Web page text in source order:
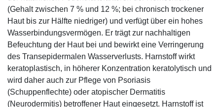
(Gehalt zwischen 7 % und 12 %; bei chronisch trockener
Haut bis zur Hälfte niedriger) und verfügt über ein hohes
Wasserbindungsvermögen. Er trägt zur nachhaltigen
Befeuchtung der Haut bei und bewirkt eine Verringerung
des Transepidermalen Wasserverlusts. Harnstoff wirkt
keratoplastisch, in höherer Konzentration keratolytisch und
wird daher auch zur Pflege von Psoriasis
(Schuppenflechte) oder atopischer Dermatitis
(Neurodermitis) betroffener Haut eingesetzt. Harnstoff ist